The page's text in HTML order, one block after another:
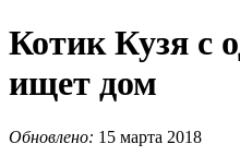
Котик Кузя с
ищет дом
Обновлено: 15 марта 2018